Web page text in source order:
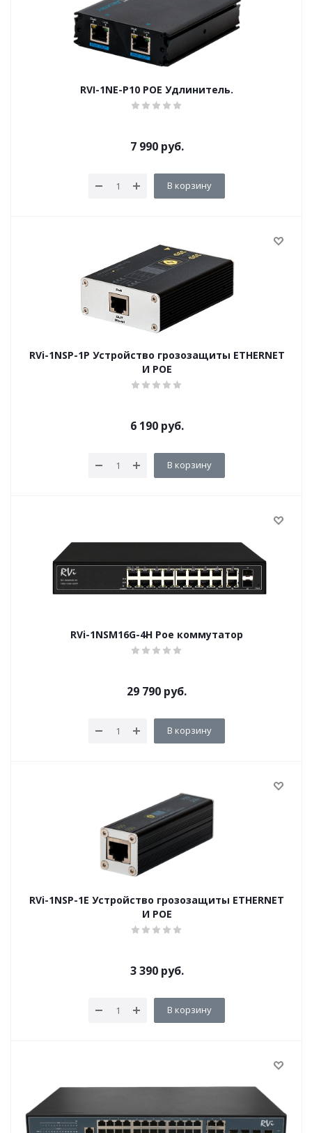
RVI-1NE-P10 POE Удлинитель.
7 990руб.
В корзину
RVi-1NSP-1P Устройство грозозащиты ETHERNET
И POE
6 190руб.
В корзину
RVi-1NSM16G-4H Poe коммутатор
29 790 руб.
В корзину
RVi-1NSP-1E Устройство грозозащиты ETHERNET
И POE
3 390руб.
В корзину